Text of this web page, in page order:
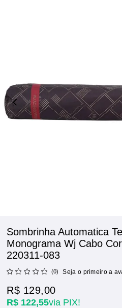
Sombrinha Automatica
Monograma Wj Cabo
220311-083
(0) Seja o primeiro a
R$ 122,55via PIX!
R$ 129,00